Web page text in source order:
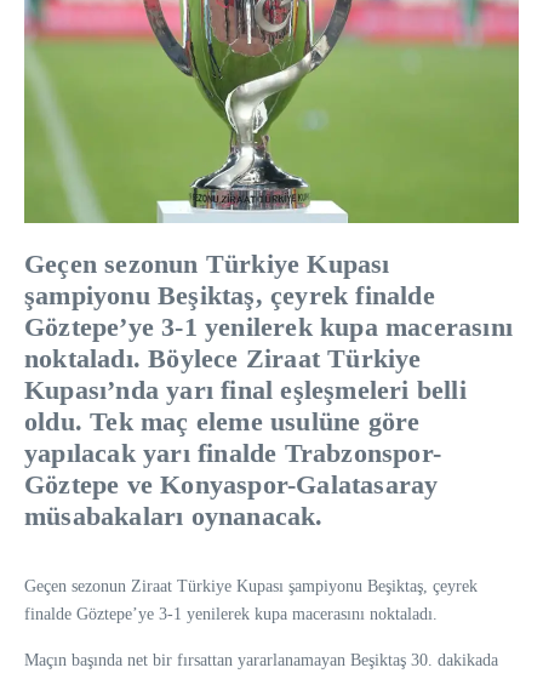
Geçen sezonun Türkiye Kupası
şampiyonu Beşiktaş, çeyrek finalde
Göztepe’ye 3-1 yenilerek kupa macerasını
noktaladı. Böylece Ziraat Türkiye
Kupası’nda yarı final eşleşmeleri belli
oldu. Tek maç eleme usulüne göre
yapılacak yarı finalde Trabzonspor-
Göztepe ve Konyaspor-Galatasaray
müsabakaları oynanacak.
Geçen sezonun Ziraat Türkiye Kupası şampiyonu Beşiktaş, çeyrek
finalde Göztepe’ye 3-1 yenilerek kupa macerasını noktaladı.
Maçın başında net bir fırsattan yararlanamayan Beşiktaş 30. dakikada